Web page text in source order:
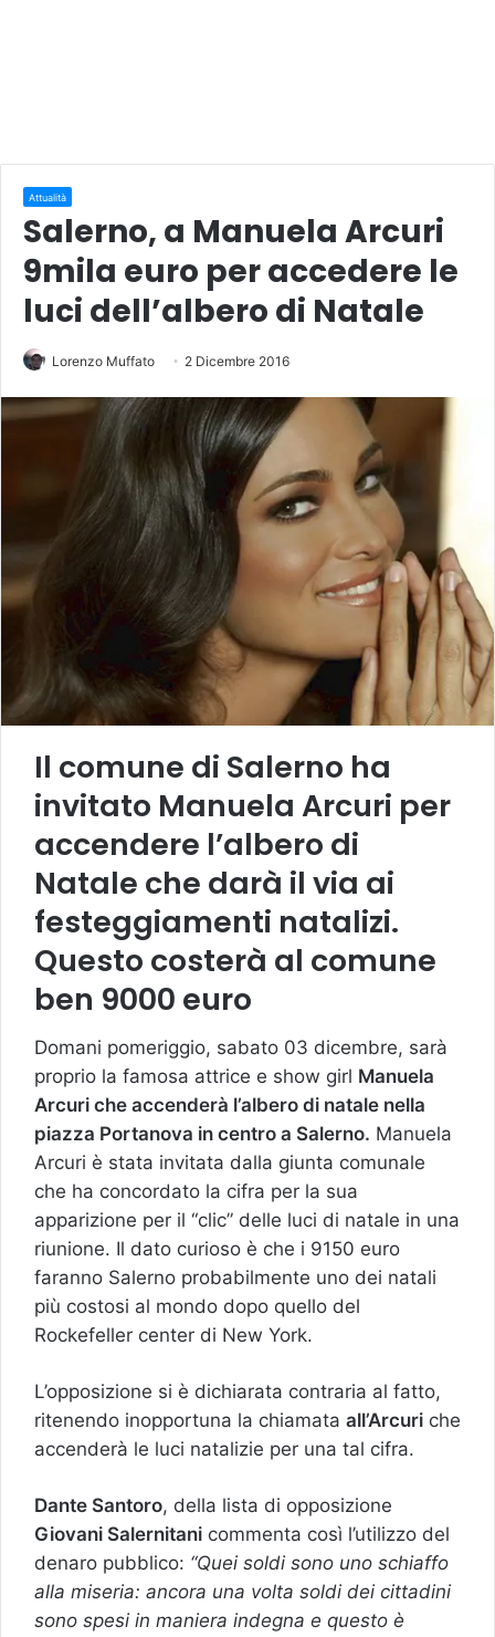
Attualità
Salerno, a Manuela Arcuri
9mila euro per accedere le
luci dell’albero di Natale
Lorenzo Muffato 2 Dicembre 2016
Il comune di Salerno ha
invitato Manuela Arcuri per
accendere l’albero di
Natale che darà il via ai
festeggiamenti natalizi.
Questo costerà al comune
ben 9000 euro
Domani pomeriggio, sabato 03 dicembre, sarà
proprio la famosa attrice e show girl Manuela
Arcuri che accenderà l’albero di natale nella
piazza Portanova in centro a Salerno. Manuela
Arcuri è stata invitata dalla giunta comunale
che ha concordato la cifra per la sua
apparizione per il “clic” delle luci di natale in una
riunione. Il dato curioso è che i 9150 euro
faranno Salerno probabilmente uno dei natali
più costosi al mondo dopo quello del
Rockefeller center di New York.
L’opposizione si è dichiarata contraria al fatto,
ritenendo inopportuna la chiamata all’Arcuri che
accenderà le luci natalizie per una tal cifra.
Dante Santoro, della lista di opposizione
Giovani Salernitani commenta così l’utilizzo del
denaro pubblico: “Quei soldi sono uno schiaffo
alla miseria: ancora una volta soldi dei cittadini
sono spesi in maniera indegna e questo è